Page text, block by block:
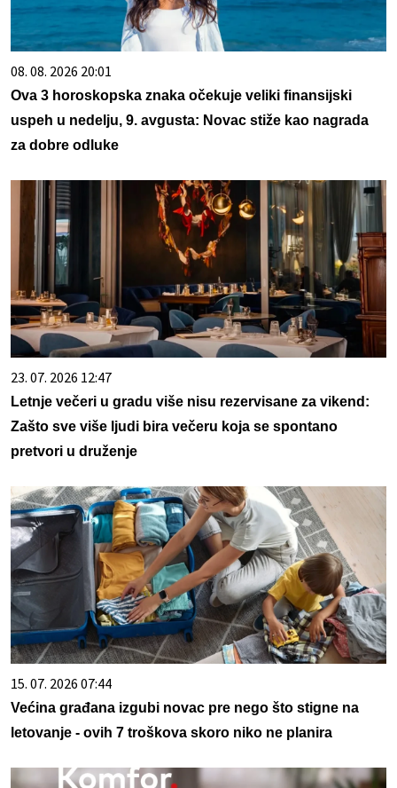
08. 08. 2026 20:01
Ova 3 horoskopska znaka očekuje veliki finansijski
uspeh u nedelju, 9. avgusta: Novac stiže kao nagrada
za dobre odluke
23. 07. 2026 12:47
Letnje večeri u gradu više nisu rezervisane za vikend:
Zašto sve više ljudi bira večeru koja se spontano
pretvori u druženje
15. 07. 2026 07:44
Većina građana izgubi novac pre nego što stigne na
letovanje - ovih 7 troškova skoro niko ne planira